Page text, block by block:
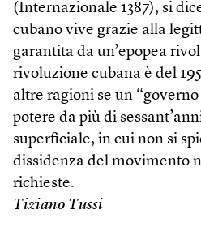
(Internazionale 1387), si
cubano vive grazie alla
garantita da un’epopea
rivoluzione cubana è del
altre ragioni se un
potere da più di
superficiale, in cui non si
dissidenza del movimento
richieste.
Tiziano Tussi